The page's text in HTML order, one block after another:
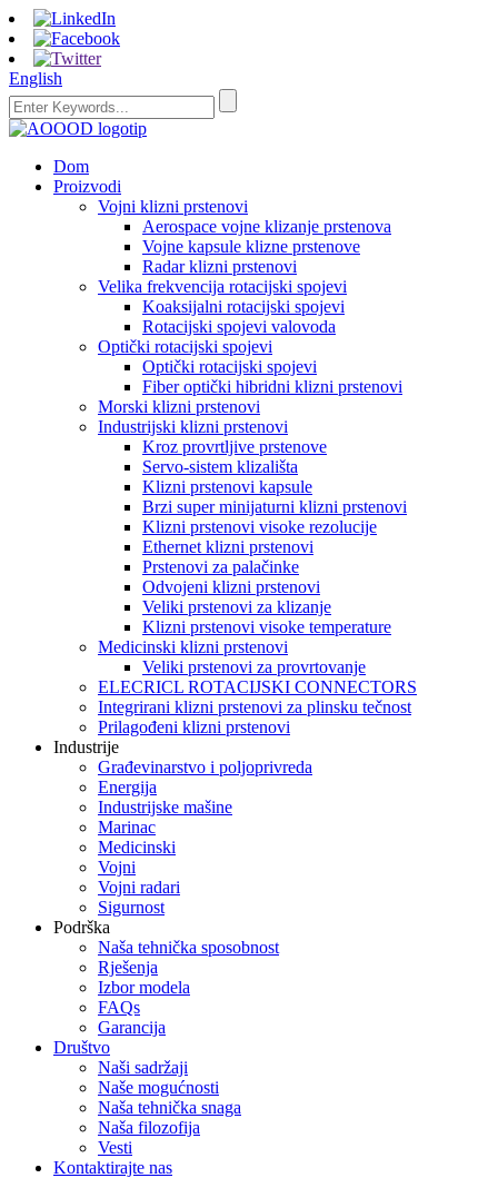
English
Dom
Proizvodi
Vojni klizni prstenovi
Aerospace vojne klizanje prstenova
Vojne kapsule klizne prstenove
Radar klizni prstenovi
Velika frekvencija rotacijski spojevi
Koaksijalni rotacijski spojevi
Rotacijski spojevi valovoda
Optički rotacijski spojevi
Optički rotacijski spojevi
Fiber optički hibridni klizni prstenovi
Morski klizni prstenovi
Industrijski klizni prstenovi
Kroz provrtljive prstenove
Servo-sistem klizališta
Klizni prstenovi kapsule
Brzi super minijaturni klizni prstenovi
Klizni prstenovi visoke rezolucije
Ethernet klizni prstenovi
Prstenovi za palačinke
Odvojeni klizni prstenovi
Veliki prstenovi za klizanje
Klizni prstenovi visoke temperature
Medicinski klizni prstenovi
Veliki prstenovi za provrtovanje
ELECRICL ROTACIJSKI CONNECTORS
Integrirani klizni prstenovi za plinsku tečnost
Prilagođeni klizni prstenovi
Industrije
Građevinarstvo i poljoprivreda
Energija
Industrijske mašine
Marinac
Medicinski
Vojni
Vojni radari
Sigurnost
Podrška
Naša tehnička sposobnost
Rješenja
Izbor modela
FAQs
Garancija
Društvo
Naši sadržaji
Naše mogućnosti
Naša tehnička snaga
Naša filozofija
Vesti
Kontaktirajte nas